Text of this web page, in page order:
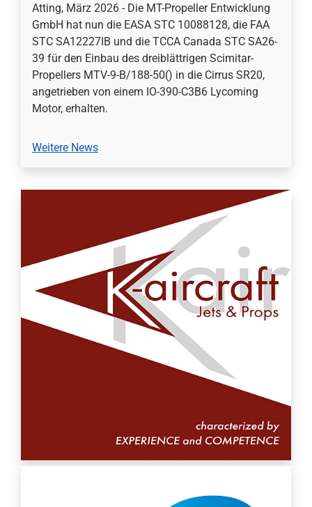
Atting, März 2026 - Die MT-Propeller Entwicklung
GmbH hat nun die EASA STC 10088128, die FAA
STC SA12227IB und die TCCA Canada STC SA26-
39 für den Einbau des dreiblättrigen Scimitar-
Propellers MTV-9-B/188-50() in die Cirrus SR20,
angetrieben von einem IO-390-C3B6 Lycoming
Motor, erhalten.
Weitere News